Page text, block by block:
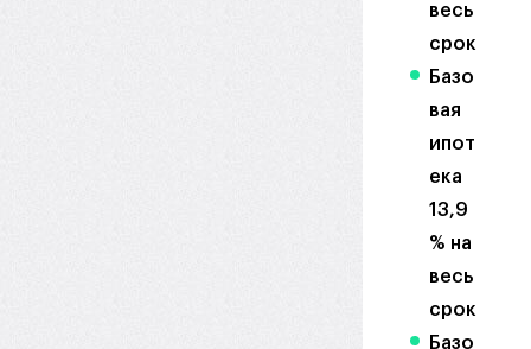
весь
срок
Базо
вая
ипот
ека
13,9
% на
весь
срок
Базо